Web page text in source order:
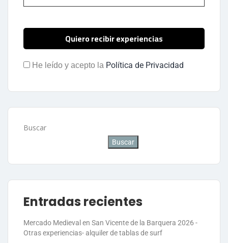
He leído y acepto la Política de Privacidad
Buscar
Buscar
Entradas recientes
Mercado Medieval en San Vicente de la Barquera 2026 -
Otras experiencias- alquiler de tablas de surf